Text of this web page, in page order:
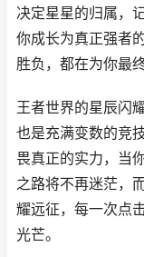
决定星星的归属，
你成长为真正强者
胜负，都在为你最
王者世界的星辰闪
也是充满变数的竞
畏真正的实力，当
之路将不再迷茫，
耀远征，每一次点
光芒。